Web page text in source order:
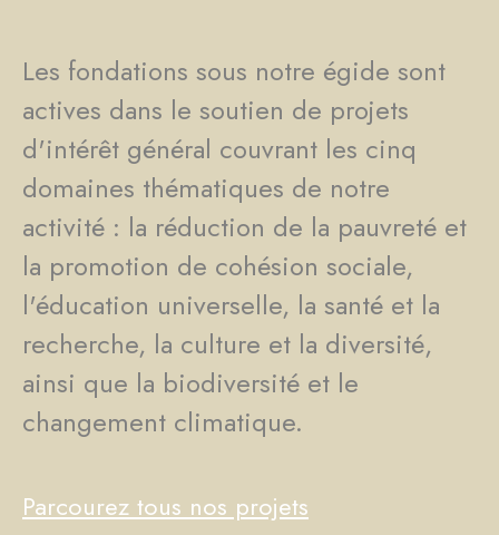
Les fondations sous notre égide sont
actives dans le soutien de projets
d'intérêt général couvrant les cinq
domaines thématiques de notre
activité : la réduction de la pauvreté et
la promotion de cohésion sociale,
l'éducation universelle, la santé et la
recherche, la culture et la diversité,
ainsi que la biodiversité et le
changement climatique.
Parcourez tous nos projets